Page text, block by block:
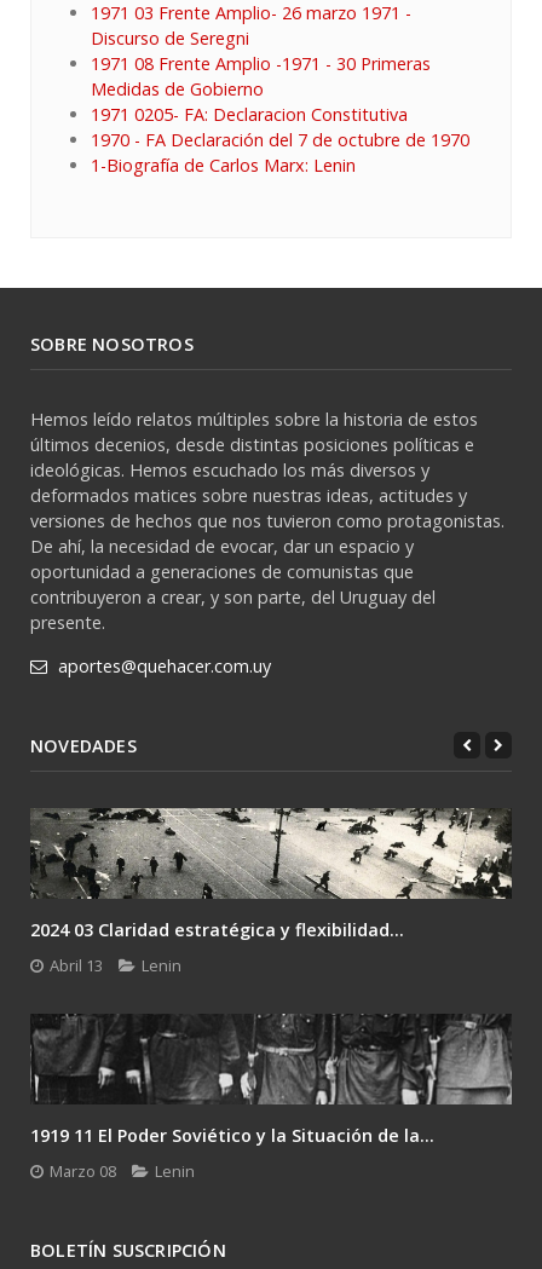
1971 03 Frente Amplio- 26 marzo 1971 -
Discurso de Seregni
1971 08 Frente Amplio -1971 - 30 Primeras
Medidas de Gobierno
1971 0205- FA: Declaracion Constitutiva
1970 - FA Declaración del 7 de octubre de 1970
1-Biografía de Carlos Marx: Lenin
SOBRE NOSOTROS
Hemos leído relatos múltiples sobre la historia de estos
últimos decenios, desde distintas posiciones políticas e
ideológicas. Hemos escuchado los más diversos y
deformados matices sobre nuestras ideas, actitudes y
versiones de hechos que nos tuvieron como protagonistas.
De ahí, la necesidad de evocar, dar un espacio y
oportunidad a generaciones de comunistas que
contribuyeron a crear, y son parte, del Uruguay del
presente.
aportes@quehacer.com.uy
NOVEDADES
2024 03 Claridad estratégica y flexibilidad...
Abril 13 Lenin
1919 11 El Poder Soviético y la Situación de la...
Marzo 08 Lenin
BOLETÍN SUSCRIPCIÓN